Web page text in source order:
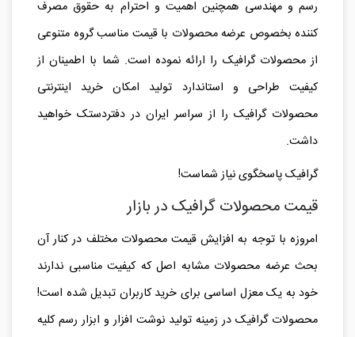
رسم و مهندسی همچنین اهمیت و احترام به حقوق مصرف
کننده بخصوص عرضه محصولات با قیمت مناسب گروه متنوعی
از محصولات گرافیک را ارائه نموده است. شما با اطمینان از
کیفیت طراحی و استاندارد تولید امکان خرید اینترنتی
محصولات گرافیک را از سراسر ایران در دفتردستک خواهید
داشت.
گرافیک پاسخگوی نیاز شماست!
قیمت محصولات گرافیک در بازار
امروزه با توجه به افزایش قیمت محصولات مختلف در کنار آن
بحث عرضه محصولات مشابه اصل که کیفیت مناسبی ندارند
خود به یک معزل اساسی برای خرید کاربران تبدیل شده است!
محصولات گرافیک در زمینه تولید نوشت افزار و ابزار رسم کلیه